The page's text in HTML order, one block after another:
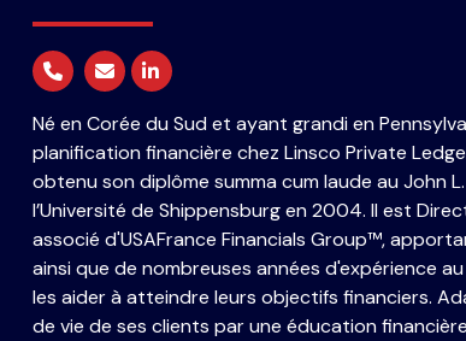
Né en Corée du Sud et ayant grandi en
planification financière chez Linsco Private
obtenu son diplôme summa cum laude au John
l’Université de Shippensburg en 2004. Il est
associé d'USAFrance Financials Group™,
ainsi que de nombreuses années d'expérience
les aider à atteindre leurs objectifs financiers.
de vie de ses clients par une éducation